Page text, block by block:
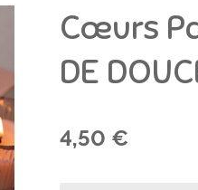
Cœurs
DE
4,50 €